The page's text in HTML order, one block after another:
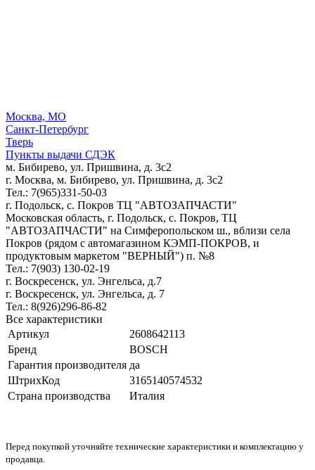
Москва, МО
Санкт-Петербург
Тверь
Пункты выдачи СДЭК
м. Бибирево, ул. Пришвина, д. 3с2
г. Москва, м. Бибирево, ул. Пришвина, д. 3с2
Тел.: 7(965)331-50-03
г. Подольск, c. Покров ТЦ "АВТОЗАПЧАСТИ"
Московская область, г. Подольск, c. Покров, ТЦ
"АВТОЗАПЧАСТИ" на Симферопольском ш., вблизи села
Покров (рядом с автомагазином КЭМП-ПОКРОВ, и
продуктовым маркетом "ВЕРНЫЙ") п. №8
Тел.: 7(903) 130-02-19
г. Воскресенск, ул. Энгельса, д.7
г. Воскресенск, ул. Энгельса, д. 7
Тел.: 8(926)296-86-82
Все характеристики
Артикул
2608642113
Бренд
BOSCH
Гарантия производителя да
ШтрихКод
3165140574532
Страна производства
Италия
Перед покупкой уточняйте технические характеристики и комплектацию у
продавца.